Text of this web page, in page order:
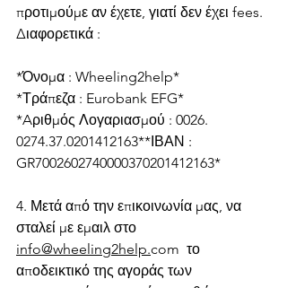
προτιμούμε αν έχετε, γιατί δεν έχει fees.
Διαφορετικά :
*Όνομα : Wheeling2help*
*Τράπεζα : Eurobank EFG*
*Aριθμός Λογαριασμού : 0026.
0274.37.0201412163**ΙΒΑΝ :
GR7002602740000370201412163*
4. Μετά από την επικοινωνία μας, να
σταλεί με εμαιλ στο
info@wheeling2help.com  το
αποδεικτικό της αγοράς των